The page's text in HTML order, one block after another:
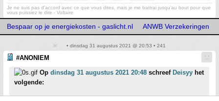
Je ne suis pas d’accord avec ce que vous dites, mais je me battrai jusqu’au bout pour que
vous puissiez le dire - Voltaire
Bespaar op je energiekosten - gaslicht.nl ANWB Verzekeringen
• dinsdag 31 augustus 2021 @ 20:53 • 241
#ANONIEM
Op dinsdag 31 augustus 2021 20:48 schreef Deisyy het
volgende: